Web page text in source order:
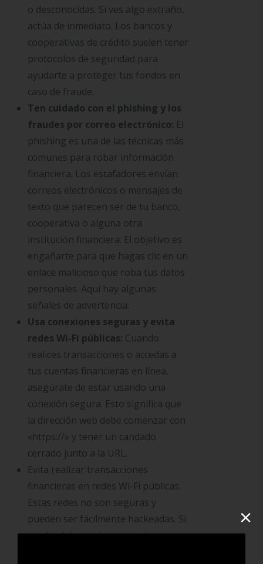
o desconocidas. Si ves algo extraño,
actúa de inmediato. Los bancos y
cooperativas de crédito suelen tener
protocolos de seguridad para
ayudarte a proteger tus fondos en
caso de fraude.
Ten cuidado con el phishing y los
fraudes por correo electrónico: El
phishing es una de las técnicas más
comunes para robar información
financiera. Los estafadores envían
correos electrónicos o mensajes de
texto que parecen ser de tu banco,
cooperativa o alguna otra
institución financiera. El objetivo es
engañarte para que hagas clic en un
enlace malicioso que roba tus datos
personales. Aquí hay algunas
señales de advertencia:
Usa conexiones seguras y evita
redes Wi-Fi públicas: Cuando
realices transacciones o accedas a
tus cuentas financieras en línea,
asegúrate de estar usando una
conexión segura. Esto significa que
la dirección web debe comenzar con
«https://» y tener un candado
cerrado junto a la URL.
Evita realizar transacciones
financieras en redes Wi-Fi públicas.
Estas redes no son seguras y
pueden ser fácilmente hackeadas. Si
es absolutamente necesario, usa
×